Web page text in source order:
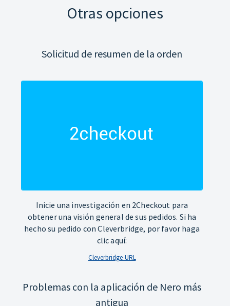
Otras opciones
Solicitud de resumen de la orden
Inicie una investigación en 2Checkout para
obtener una visión general de sus pedidos. Si ha
hecho su pedido con Cleverbridge, por favor haga
clic aquí:
Cleverbridge-URL
Problemas con la aplicación de Nero más
antigua